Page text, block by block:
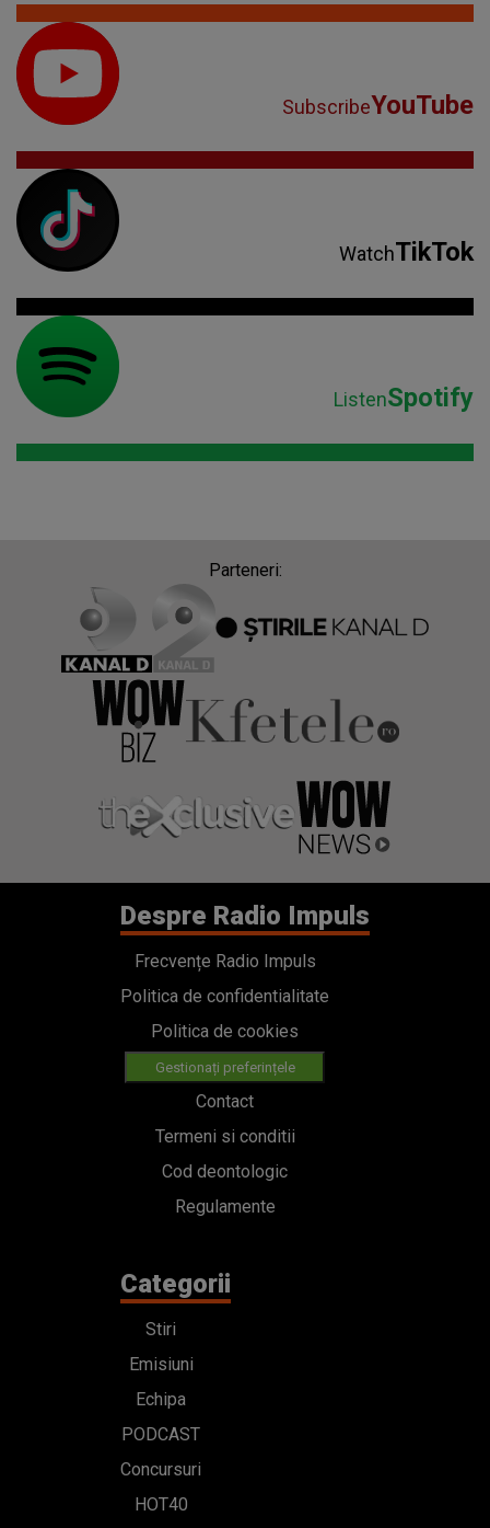
SubscribeYouTube
WatchTikTok
ListenSpotify
Parteneri:
Despre Radio Impuls
Frecvențe Radio Impuls
Politica de confidentialitate
Politica de cookies
Gestionați preferințele
Contact
Termeni si conditii
Cod deontologic
Regulamente
Categorii
Stiri
Emisiuni
Echipa
PODCAST
Concursuri
HOT40